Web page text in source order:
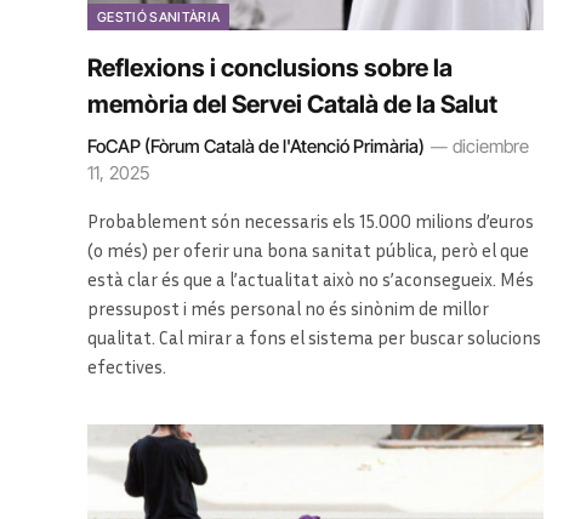
GESTIÓ SANITÀRIA
Reflexions i conclusions sobre la
memòria del Servei Català de la Salut
FoCAP (Fòrum Català de l'Atenció Primària)
diciembre
11, 2025
Probablement són necessaris els 15.000 milions d’euros
(o més) per oferir una bona sanitat pública, però el que
està clar és que a l’actualitat això no s’aconsegueix. Més
pressupost i més personal no és sinònim de millor
qualitat. Cal mirar a fons el sistema per buscar solucions
efectives.